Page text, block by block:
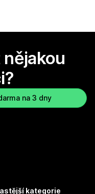
na 3 dny
kategorie